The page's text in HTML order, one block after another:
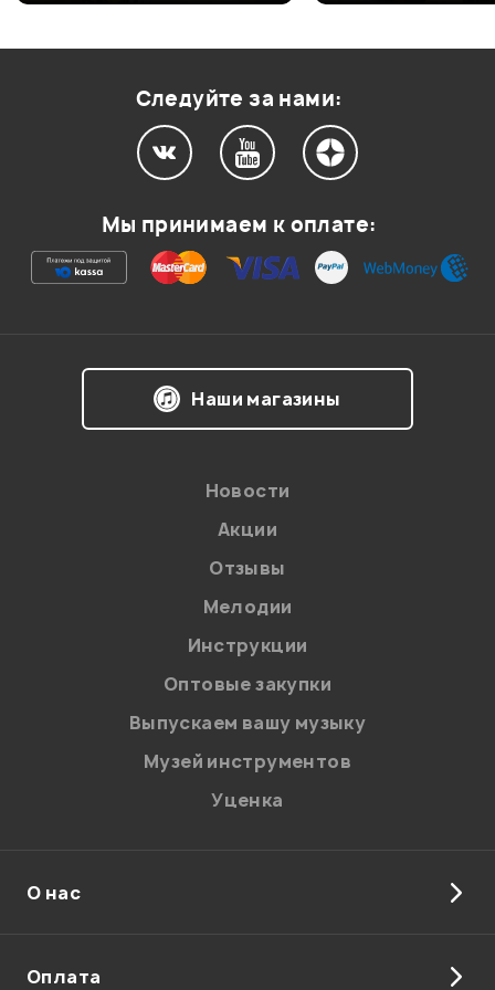
Ваша оценка:
на обработку персональных данных в
Политикой в отношении обработки
персональных данных.
Введите проверочное число:
Отправить
Следуйте за нами:
Мы принимаем к оплате:
Наши магазины
Новости
Акции
Отзывы
Мелодии
Инструкции
Оптовые закупки
Выпускаем вашу музыку
Музей инструментов
Уценка
О нас
Оплата